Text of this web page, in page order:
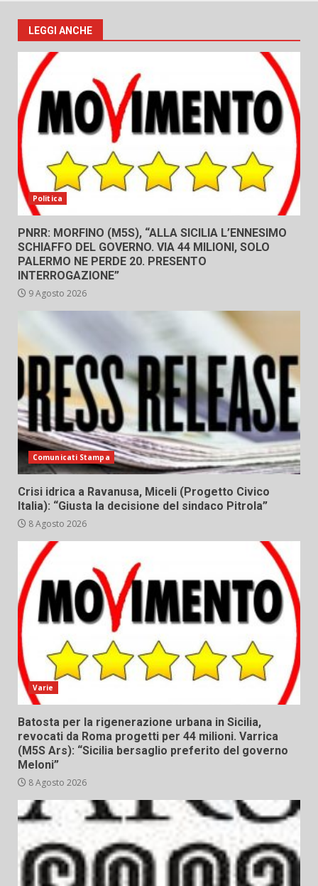
LEGGI ANCHE
Politica
PNRR: MORFINO (M5S), “ALLA SICILIA L’ENNESIMO
SCHIAFFO DEL GOVERNO. VIA 44 MILIONI, SOLO
PALERMO NE PERDE 20. PRESENTO
INTERROGAZIONE”
9 Agosto 2026
Comunicati Stampa
Crisi idrica a Ravanusa, Miceli (Progetto Civico
Italia): “Giusta la decisione del sindaco Pitrola”
8 Agosto 2026
Varie
Batosta per la rigenerazione urbana in Sicilia,
revocati da Roma progetti per 44 milioni. Varrica
(M5S Ars): “Sicilia bersaglio preferito del governo
Meloni”
8 Agosto 2026